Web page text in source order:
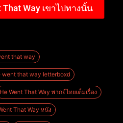
Way เขาไปทางนั้น
that way
went that way letterboxd
He Went That Way พากย์ไทยเต็มเรื่อง
That Way หนัง